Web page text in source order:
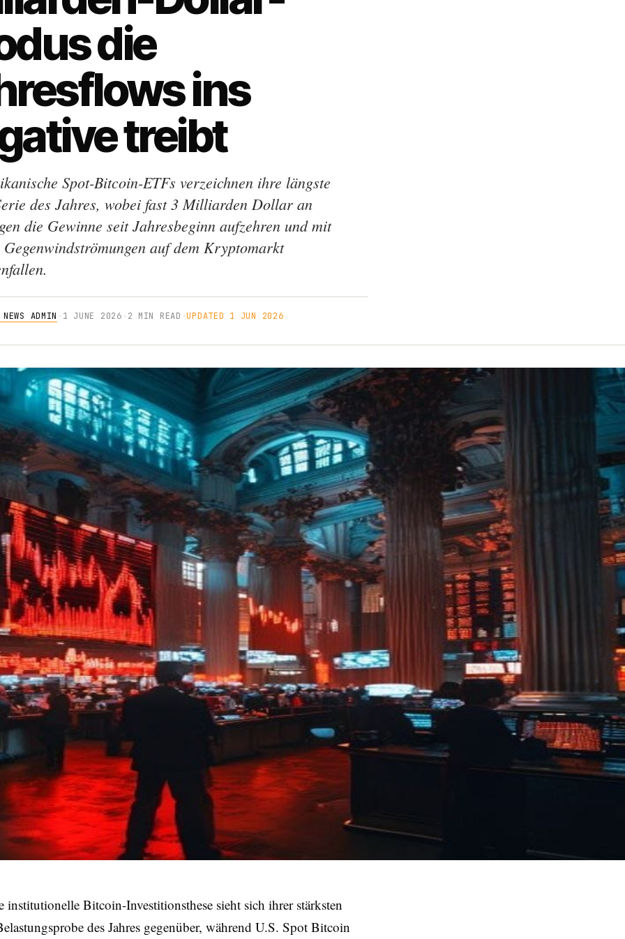
die
ins
treibt
Spot-Bitcoin-ETFs verzeichnen ihre längste
des Jahres, wobei fast 3 Milliarden Dollar an
die Gewinne seit Jahresbeginn aufzehren und mit
auf dem Kryptomarkt
ADMIN · 1 JUNE 2026 · 2 MIN READ ·UPDATED 1 JUN 2026
institutionelle Bitcoin-Investitionsthese sieht sich ihrer stärksten
des Jahres gegenüber, während U.S. Spot Bitcoin